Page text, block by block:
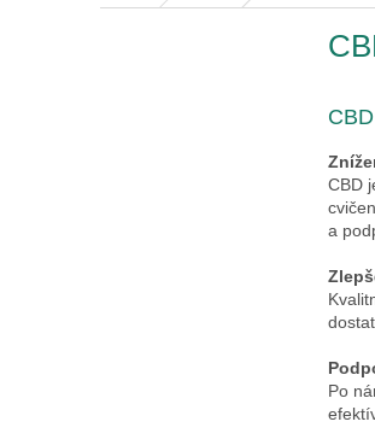
CBD
a
Po